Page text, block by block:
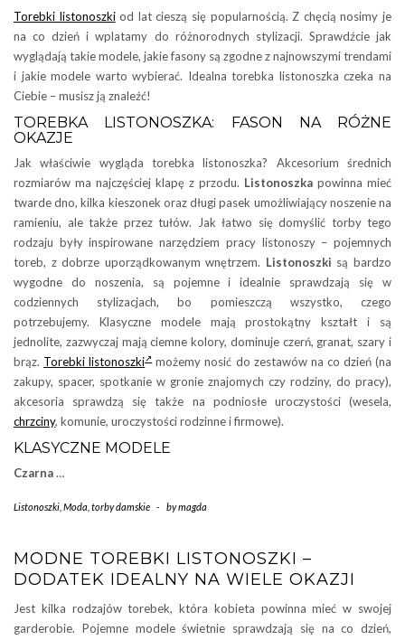
Torebki listonoszkiod lat cieszą się popularnością. Z chęcią nosimy je
na co dzień i wplatamy do różnorodnych stylizacji. Sprawdźcie jak
wyglądają takie modele, jakie fasony są zgodne z najnowszymi trendami
i jakie modele warto wybierać. Idealna torebka listonoszka czeka na
Ciebie – musisz ją znaleźć!
TOREBKA LISTONOSZKA: FASON NA RÓŻNE
OKAZJE
Jak właściwie wygląda torebka listonoszka? Akcesorium średnich
rozmiarów ma najczęściej klapę z przodu. Listonoszka powinna mieć
twarde dno, kilka kieszonek oraz długi pasek umożliwiający noszenie na
ramieniu, ale także przez tułów. Jak łatwo się domyślić torby tego
rodzaju były inspirowane narzędziem pracy listonoszy – pojemnych
toreb, z dobrze uporządkowanym wnętrzem. Listonoszki są bardzo
wygodne do noszenia, są pojemne i idealnie sprawdzają się w
codziennych stylizacjach, bo pomieszczą wszystko, czego
potrzebujemy. Klasyczne modele mają prostokątny kształt i są
jednolite, zazwyczaj mają ciemne kolory, dominuje czerń, granat, szary i
brąz. Torebki listonoszki możemy nosić do zestawów na co dzień (na
zakupy, spacer, spotkanie w gronie znajomych czy rodziny, do pracy),
akcesoria sprawdzą się także na podniosłe uroczystości (wesela,
chrzciny, komunie, uroczystości rodzinne i firmowe).
KLASYCZNE MODELE
Czarna…
Listonoszki Moda torby damskie - bymagda
MODNE TOREBKI LISTONOSZKI –
DODATEK IDEALNY NA WIELE OKAZJI
Jest kilka rodzajów torebek, która kobieta powinna mieć w swojej
garderobie. Pojemne modele świetnie sprawdzają się na co dzień,